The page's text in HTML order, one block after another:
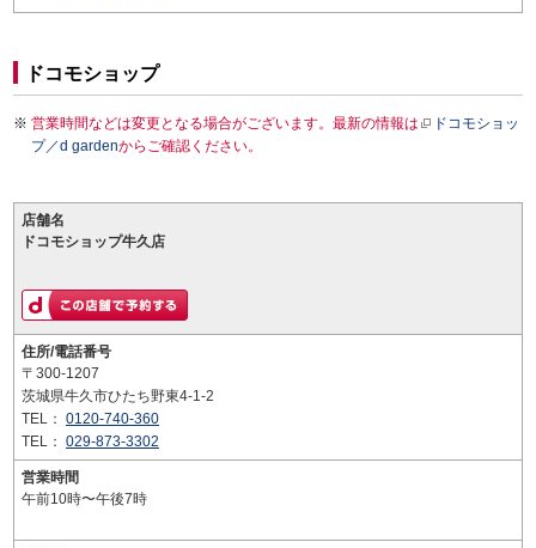
ドコモショップ
営業時間などは変更となる場合がございます。最新の情報は
ドコモショッ
プ／d gardenからご確認ください。
店舗名
ドコモショップ牛久店
住所/電話番号
〒300-1207
茨城県牛久市ひたち野東4-1-2
TEL： 0120-740-360
TEL： 029-873-3302
営業時間
午前10時〜午後7時